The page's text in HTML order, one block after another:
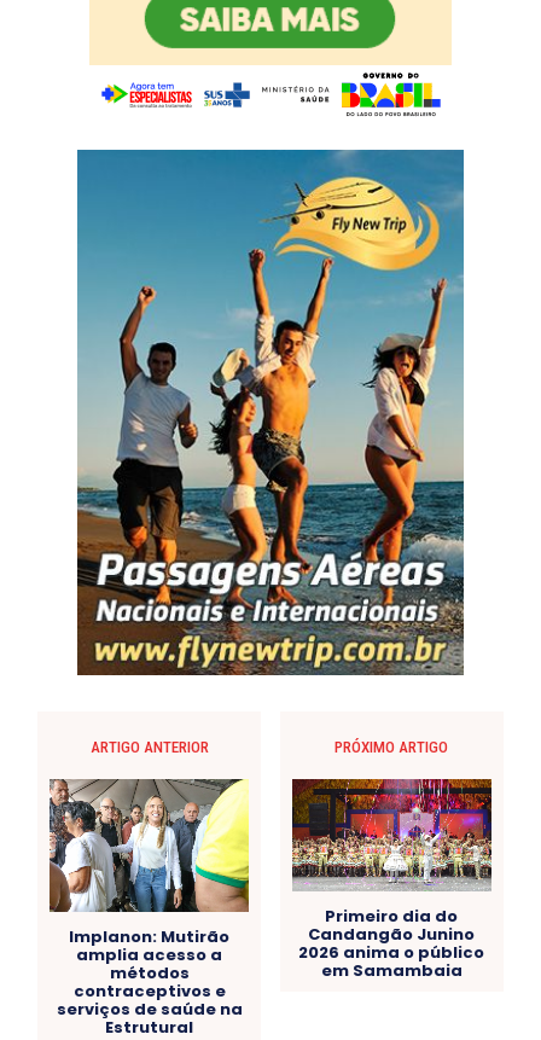
ARTIGO ANTERIOR
Implanon: Mutirão
amplia acesso a
métodos
contraceptivos e
serviços de saúde na
Estrutural
PRÓXIMO ARTIGO
Primeiro dia do
Candangão Junino
2026 anima o público
em Samambaia